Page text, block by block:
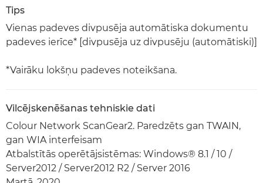
Tips
Vienas padeves divpusēja automātiska dokumentu
padeves ierīce* [divpusēja uz divpusēju (automātiski)]
*Vairāku lokšņu padeves noteikšana.
Vilcējskenēšanas tehniskie dati
Colour Network ScanGear2. Paredzēts gan TWAIN,
gan WIA interfeisam
Atbalstītās operētājsistēmas: Windows® 8.1 / 10 /
Server2012 / Server2012 R2 / Server 2016